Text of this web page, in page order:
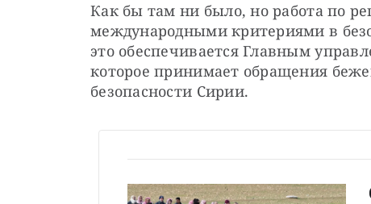
Как бы там ни было, но работа по
международными критериями в
это обеспечивается Главным
которое принимает обращения
безопасности Сирии.